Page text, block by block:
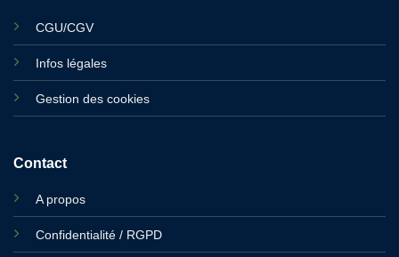
CGU/CGV
Infos légales
Gestion des cookies
Contact
A propos
Confidentialité / RGPD